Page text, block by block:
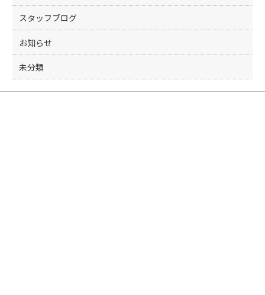
スタッフブログ
お知らせ
未分類